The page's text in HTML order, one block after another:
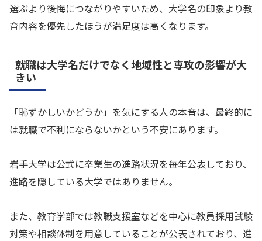
選ぶより後悔につながりやすいため、大学名の印象より教
育内容を優先したほうが満足度は高くなります。
就職は大学名だけでなく地域性と専攻の影響が大
きい
「恥ずかしいかどうか」を気にする人の本音は、最終的に
は就職で不利にならないかという不安にあります。
岩手大学は公式に卒業生の進路状況を毎年公表しており、
進路を隠している大学ではありません。
また、教育学部では教職支援室などを中心に教員採用試験
対策や相談体制を用意していることが公表されており、進